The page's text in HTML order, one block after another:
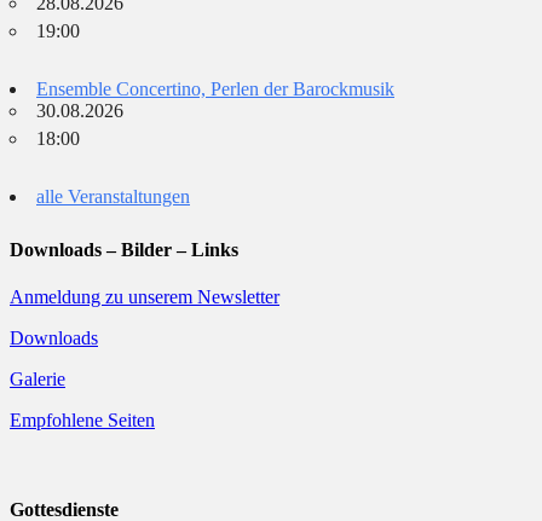
19:00
Ensemble Concertino, Perlen der Barockmusik
30.08.2026
18:00
alle Veranstaltungen
Downloads – Bilder – Links
Anmeldung zu unserem Newsletter
Downloads
Galerie
Empfohlene Seiten
Gottesdienste